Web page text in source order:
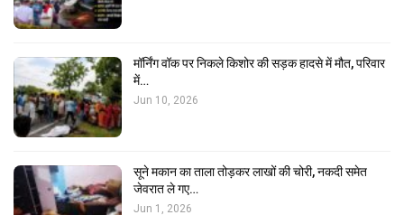
मॉर्निंग वॉक पर निकले किशोर की सड़क हादसे में मौत, परिवार
में…
Jun 10, 2026
सूने मकान का ताला तोड़कर लाखों की चोरी, नकदी समेत
जेवरात ले गए…
Jun 1, 2026